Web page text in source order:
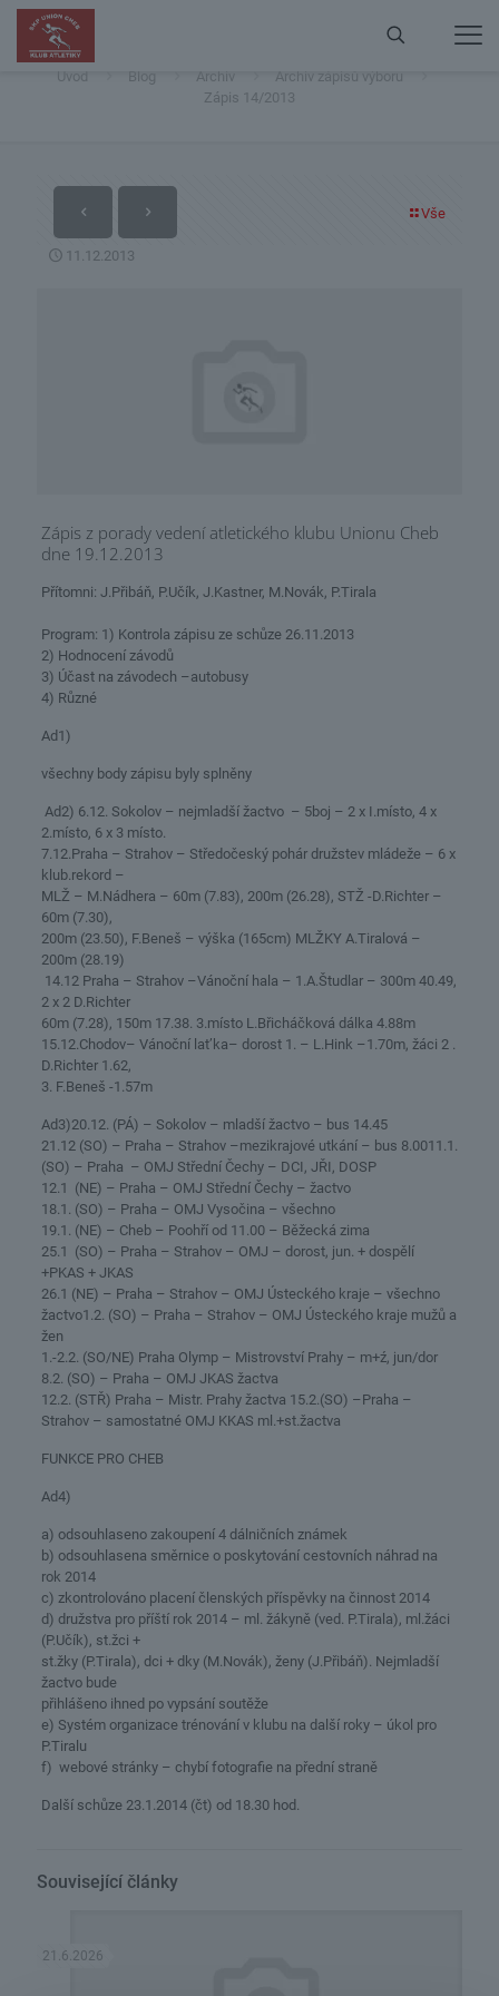
Úvod Blog Archiv
Archiv zápisů výboru
Zápis 14/2013
Vše
11.12.2013
Zápis z porady vedení atletického klubu Unionu Cheb
dne 19.12.2013
Přítomni: J.Přibáň, P.Učík, J.Kastner, M.Novák, P.Tirala
Program: 1) Kontrola zápisu ze schůze 26.11.2013
2) Hodnocení závodů
3) Účast na závodech –autobusy
4) Různé
Ad1)
všechny body zápisu byly splněny
Ad2) 6.12. Sokolov – nejmladší žactvo – 5boj – 2 x I.místo, 4 x
2.místo, 6 x 3 místo.
7.12.Praha – Strahov – Středočeský pohár družstev mládeže – 6 x
klub.rekord –
MLŽ – M.Nádhera – 60m (7.83), 200m (26.28), STŽ -D.Richter –
60m (7.30),
200m (23.50), F.Beneš – výška (165cm) MLŽKY A.Tiralová –
200m (28.19)
14.12 Praha – Strahov –Vánoční hala – 1.A.Študlar – 300m 40.49,
2 x 2 D.Richter
60m (7.28), 150m 17.38. 3.místo L.Břicháčková dálka 4.88m
15.12.Chodov– Vánoční lat’ka– dorost 1. – L.Hink –1.70m, žáci 2 .
D.Richter 1.62,
3. F.Beneš -1.57m
Ad3)20.12. (PÁ) – Sokolov – mladší žactvo – bus 14.45
21.12 (SO) – Praha – Strahov –mezikrajové utkání – bus 8.0011.1.
(SO) – Praha – OMJ Střední Čechy – DCI, JŘI, DOSP
12.1 (NE) – Praha – OMJ Střední Čechy – žactvo
18.1. (SO) – Praha – OMJ Vysočina – všechno
19.1. (NE) – Cheb – Poohří od 11.00 – Běžecká zima
25.1 (SO) – Praha – Strahov – OMJ – dorost, jun. + dospělí
+PKAS + JKAS
26.1 (NE) – Praha – Strahov – OMJ Ústeckého kraje – všechno
žactvo1.2. (SO) – Praha – Strahov – OMJ Ústeckého kraje mužů a
žen
1.-2.2. (SO/NE) Praha Olymp – Mistrovství Prahy – m+ź, jun/dor
8.2. (SO) – Praha – OMJ JKAS žactva
12.2. (STŘ) Praha – Mistr. Prahy žactva 15.2.(SO) –Praha –
Strahov – samostatné OMJ KKAS ml.+st.žactva
FUNKCE PRO CHEB
Ad4)
a) odsouhlaseno zakoupení 4 dálničních známek
b) odsouhlasena směrnice o poskytování cestovních náhrad na
rok 2014
c) zkontrolováno placení členských příspěvky na činnost 2014
d) družstva pro příští rok 2014 – ml. žákyně (ved. P.Tirala), ml.žáci
(P.Učík), st.žci +
st.žky (P.Tirala), dci + dky (M.Novák), ženy (J.Přibáň). Nejmladší
žactvo bude
přihlášeno ihned po vypsání soutěže
e) Systém organizace trénování v klubu na další roky – úkol pro
P.Tiralu
f) webové stránky – chybí fotografie na přední straně
Další schůze 23.1.2014 (čt) od 18.30 hod.
Související články
21.6.2026